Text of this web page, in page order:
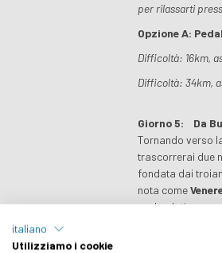
per rilassarti
Opzione A:
Difficoltà: 16km,
Difficoltà: 34km,
Giorno 5: Da
Tornando verso
trascorrerai due
fondata dai
nota come
godendoti una
Difficoltà: 34km,
italiano
Utilizziamo i cookie